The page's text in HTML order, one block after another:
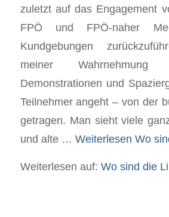
zuletzt auf das Engagement
FPÖ und FPÖ-naher
Kundgebungen
meiner
Demonstrationen und
Teilnehmer angeht – von der
getragen. Man sieht viele
und alte … Weiterlesen Wo
Weiterlesen auf: Wo sind die